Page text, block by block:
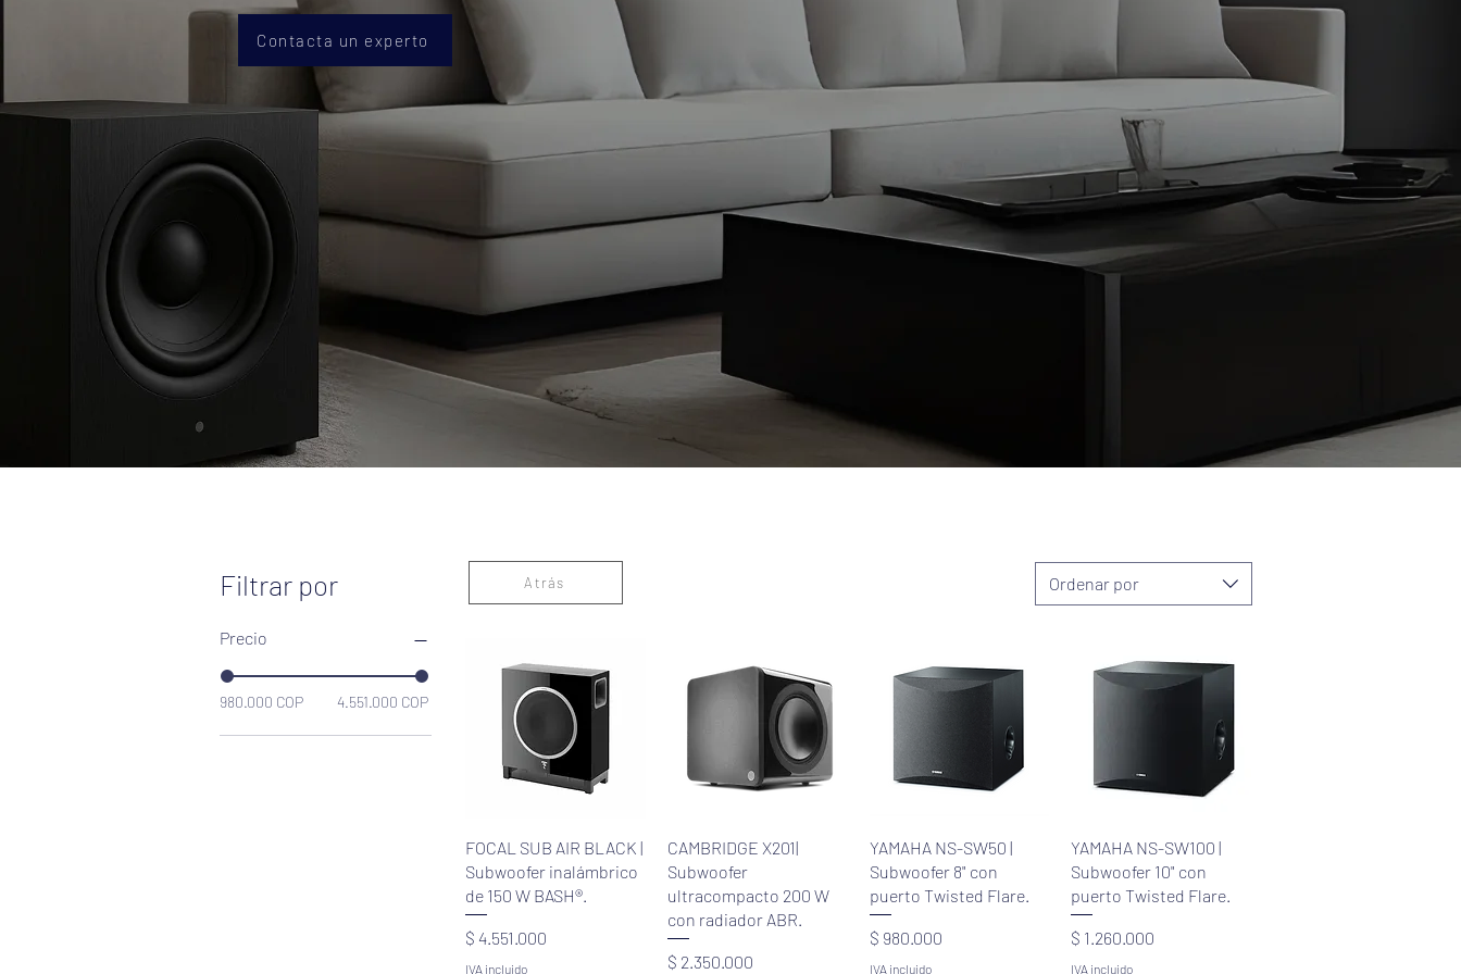
Contacta un experto
Filtrar por
Precio
980.000 COP 4.551.000 COP
Ordenar por
Vista rápida
FOCAL SUB AIR BLACK |
Subwoofer inalámbrico
de 150 W BASH®.
Precio
$ 4.551.000
IVA incluido
Vista rápida
CAMBRIDGE X201|
Subwoofer
ultracompacto 200 W
con radiador ABR.
Precio
$ 2.350.000
Vista rápida
YAMAHA NS-SW50 |
Subwoofer 8" con
puerto Twisted Flare.
Precio
$ 980.000
IVA incluido
Vista rápida
YAMAHA NS-SW100 |
Subwoofer 10" con
puerto Twisted Flare.
Precio
$ 1.260.000
IVA incluido
Atrás